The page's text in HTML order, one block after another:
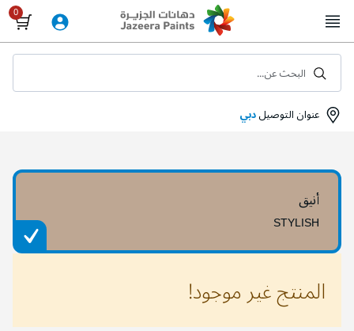
to
Content
عنوان التوصيلدبي
البحث عن...
أنيق
STYLISH
المنتج غير موجود!